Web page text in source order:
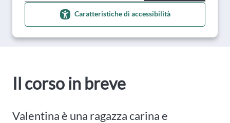
Caratteristiche di accessibilità
Il corso in breve
Valentina è una ragazza carina e